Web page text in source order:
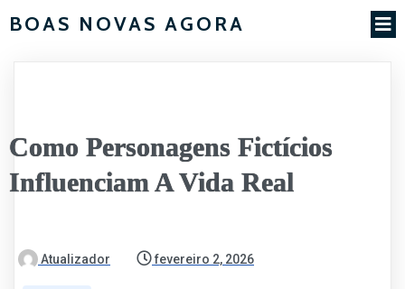
BOAS NOVAS AGORA
Como Personagens Fictícios
Influenciam A Vida Real
Atualizador fevereiro 2, 2026